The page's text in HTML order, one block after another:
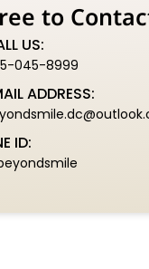
to
US:
045-8999
ADDRESS:
ID: